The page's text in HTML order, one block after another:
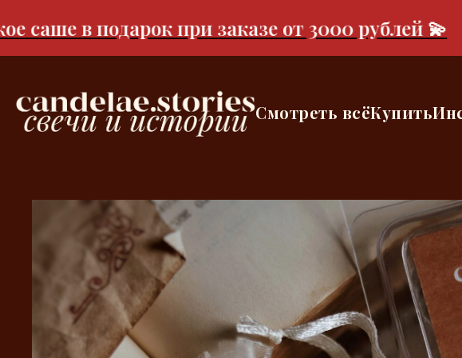
в подарок при заказе от 3000 рублей 💫
Смотреть всёКупить